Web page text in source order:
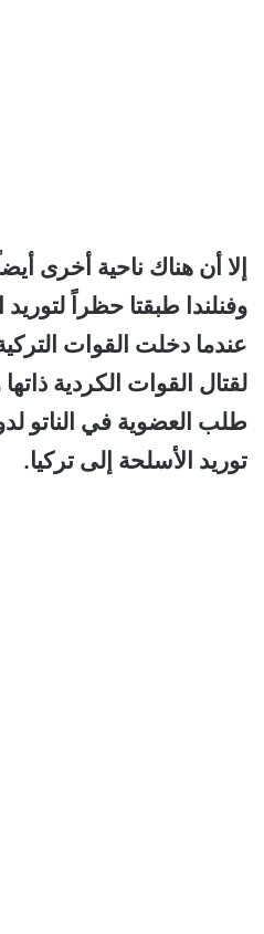
إلا أن هناك ناحية أخرى
وفنلندا طبقتا حظراً لتوريد
عندما دخلت القوات
لقتال القوات الكردية
طلب العضوية في الناتو
توريد الأسلحة إلى تركيا.